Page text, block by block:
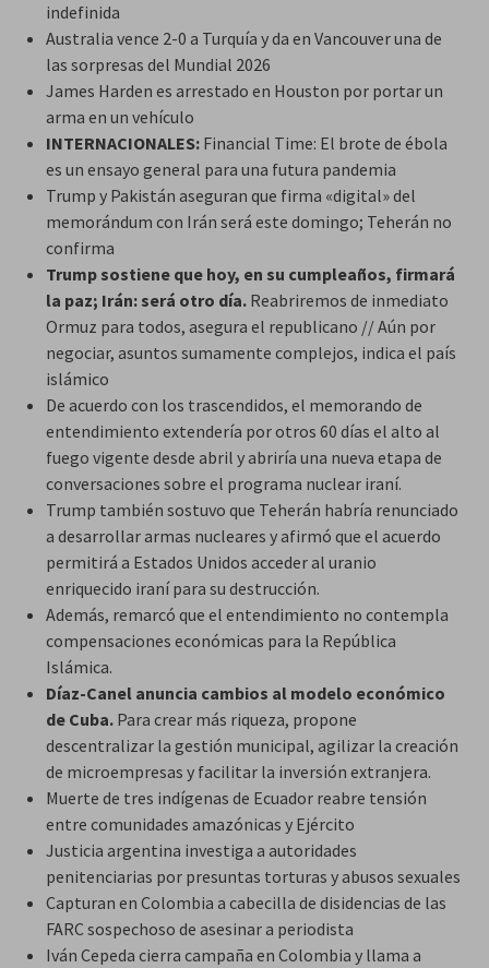
indefinida
Australia vence 2-0 a Turquía y da en Vancouver una de
las sorpresas del Mundial 2026
James Harden es arrestado en Houston por portar un
arma en un vehículo
INTERNACIONALES:Financial Time: El brote de ébola
es un ensayo general para una futura pandemia
Trump y Pakistán aseguran que firma «digital» del
memorándum con Irán será este domingo; Teherán no
confirma
Trump sostiene que hoy, en su cumpleaños, firmará
la paz; Irán: será otro día.Reabriremos de inmediato
Ormuz para todos, asegura el republicano // Aún por
negociar, asuntos sumamente complejos, indica el país
islámico
De acuerdo con los trascendidos, el memorando de
entendimiento extendería por otros 60 días el alto al
fuego vigente desde abril y abriría una nueva etapa de
conversaciones sobre el programa nuclear iraní.
Trump también sostuvo que Teherán habría renunciado
a desarrollar armas nucleares y afirmó que el acuerdo
permitirá a Estados Unidos acceder al uranio
enriquecido iraní para su destrucción.
Además, remarcó que el entendimiento no contempla
compensaciones económicas para la República
Islámica.
Díaz-Canel anuncia cambios al modelo económico
de Cuba.Para crear más riqueza, propone
descentralizar la gestión municipal, agilizar la creación
de microempresas y facilitar la inversión extranjera.
Muerte de tres indígenas de Ecuador reabre tensión
entre comunidades amazónicas y Ejército
Justicia argentina investiga a autoridades
penitenciarias por presuntas torturas y abusos sexuales
Capturan en Colombia a cabecilla de disidencias de las
FARC sospechoso de asesinar a periodista
Iván Cepeda cierra campaña en Colombia y llama a